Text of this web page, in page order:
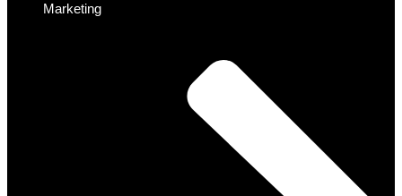
Marketing